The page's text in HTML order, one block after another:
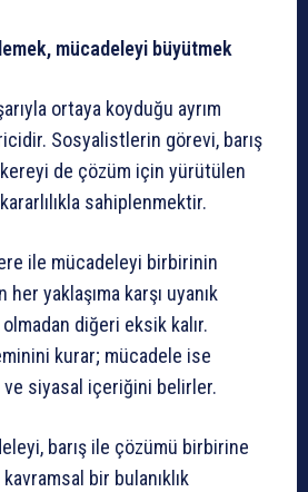
mücadeleyi büyütmek
ortaya koyduğu ayrım
Sosyalistlerin görevi, barış
de çözüm için yürütülen
sahiplenmektir.
ile mücadeleyi birbirinin
yaklaşıma karşı uyanık
olmadan diğeri eksik kalır.
kurar; mücadele ise
siyasal içeriğini belirler.
barış ile çözümü birbirine
kavramsal bir bulanıklık